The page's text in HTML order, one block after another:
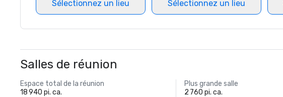
Sélectionnez un lieu Sélectionnez un lieu
Salles de réunion
Espace total de la réunion
18 940 pi. ca.
Plus grande salle
2 760 pi. ca.